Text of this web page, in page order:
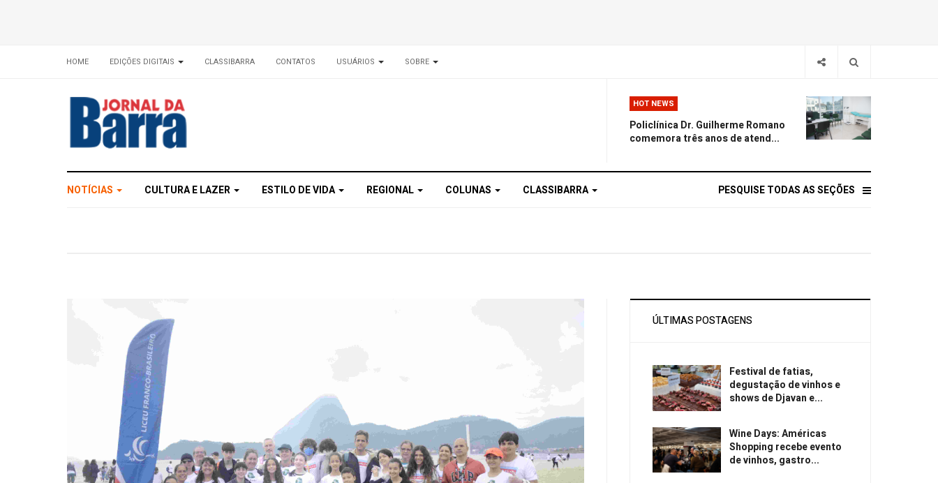
HOME EDIÇÕES DIGITAIS CLASSIBARRA CONTATOS USUÁRIOS SOBRE
HOT NEWS
Policlínica Dr. Guilherme Romano
comemora três anos de atend...
NOTÍCIAS CULTURA E LAZER ESTILO DE VIDA REGIONAL COLUNAS CLASSIBARRA PESQUISE TODAS AS SEÇÕES
ÚLTIMAS POSTAGENS
Festival de fatias,
degustação de vinhos e
shows de Djavan e...
Wine Days: Américas
Shopping recebe evento
de vinhos, gastro...